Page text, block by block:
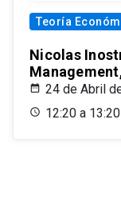
Teoría
Nicolas
24 de Abril
12:20 a 13:20